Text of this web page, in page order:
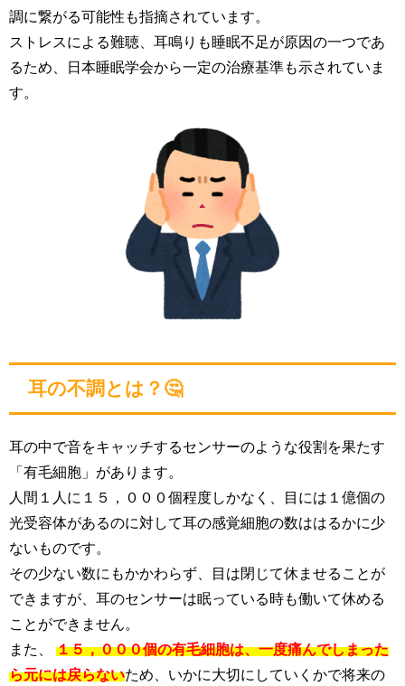
調に繋がる可能性も指摘されています。
ストレスによる難聴、耳鳴りも睡眠不足が原因の一つであ
るため、日本睡眠学会から一定の治療基準も示されていま
す。
耳の不調とは？🤔
耳の中で音をキャッチするセンサーのような役割を果たす
「有毛細胞」があります。
人間１人に１５，０００個程度しかなく、目には１億個の
光受容体があるのに対して耳の感覚細胞の数ははるかに少
ないものです。
その少ない数にもかかわらず、目は閉じて休ませることが
できますが、耳のセンサーは眠っている時も働いて休める
ことができません。
また、 １５，０００個の有毛細胞は、一度痛んでしまった
ら元には戻らないため、いかに大切にしていくかで将来の